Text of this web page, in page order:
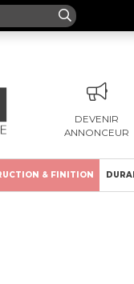
DEVENIR
ANNONCEUR
& FINITION